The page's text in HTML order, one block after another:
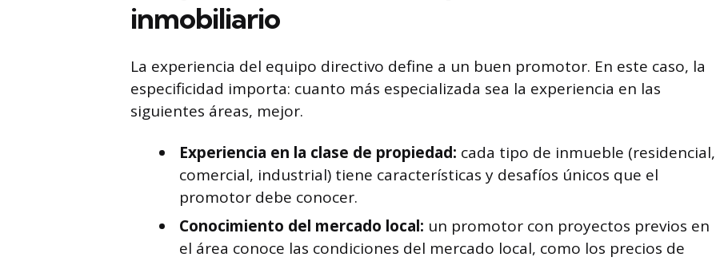
inmobiliario
La experiencia del equipo directivo define a un buen promotor. En este caso, la
especificidad importa: cuanto más especializada sea la experiencia en las
siguientes áreas, mejor.
Experiencia en la clase de propiedad: cada tipo de inmueble (residencial,
comercial, industrial) tiene características y desafíos únicos que el
promotor debe conocer.
Conocimiento del mercado local: un promotor con proyectos previos en
el área conoce las condiciones del mercado local, como los precios de